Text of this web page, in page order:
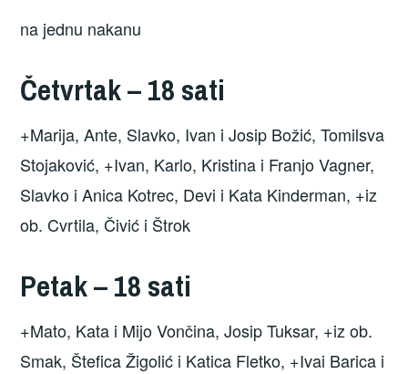
na jednu nakanu
Četvrtak – 18 sati
+Marija, Ante, Slavko, Ivan i Josip Božić, Tomilsva
Stojaković, +Ivan, Karlo, Kristina i Franjo Vagner,
Slavko i Anica Kotrec, Devi i Kata Kinderman, +iz
ob. Cvrtila, Čivić i Štrok
Petak – 18 sati
+Mato, Kata i Mijo Vončina, Josip Tuksar, +iz ob.
Smak, Štefica Žigolić i Katica Fletko, +Ivai Barica i